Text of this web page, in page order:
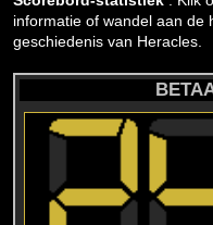
informatie of wandel aan de
geschiedenis van Heracles.